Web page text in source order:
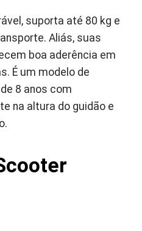
suporta até 80 kg e
Aliás, suas
boa aderência em
É um modelo de
8 anos com
na altura do guidão e